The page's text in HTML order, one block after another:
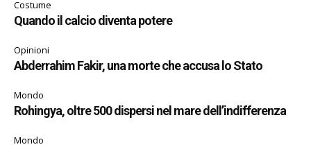
Costume
Quando il calcio diventa potere
Opinioni
Abderrahim Fakir, una morte che accusa lo Stato
Mondo
Rohingya, oltre 500 dispersi nel mare dell’indifferenza
Mondo